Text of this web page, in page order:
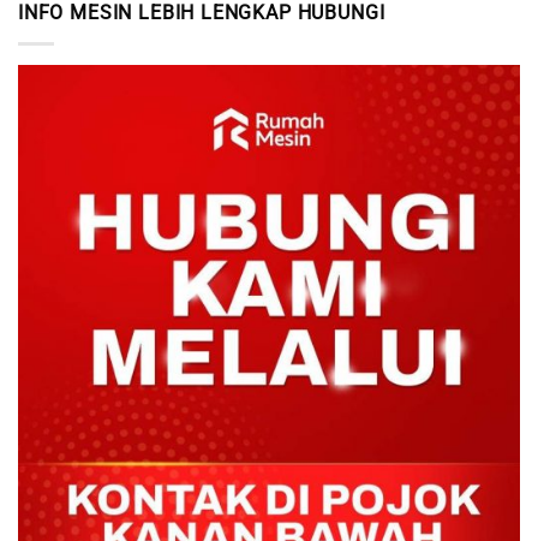
INFO MESIN LEBIH LENGKAP HUBUNGI